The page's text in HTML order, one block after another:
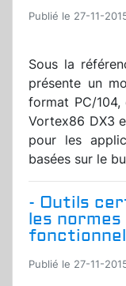
Publié le 27-11-
Sous la
présente un
format PC/104,
Vortex86 DX3
pour les
basées sur le
- Outils
les
Publié le 27-11-